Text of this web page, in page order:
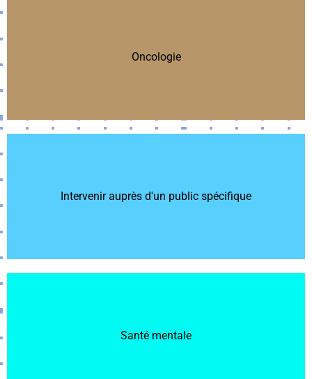
Oncologie
Oncologie
Intervenir auprès d'un public spécifique
Intervenir auprès d'un public spécifique
Santé mentale
Santé mentale